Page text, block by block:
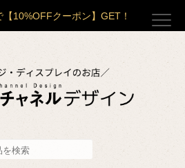
【10%OFFクーポン】GET！